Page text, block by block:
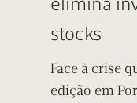
stocks
Face à crise
edição em